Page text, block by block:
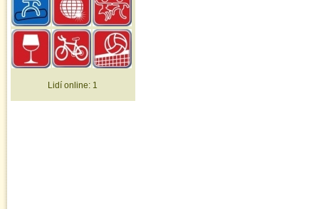
Lidí online: 1